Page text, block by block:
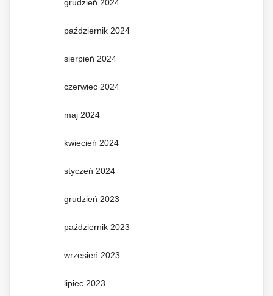
grudzień 2024
październik 2024
sierpień 2024
czerwiec 2024
maj 2024
kwiecień 2024
styczeń 2024
grudzień 2023
październik 2023
wrzesień 2023
lipiec 2023